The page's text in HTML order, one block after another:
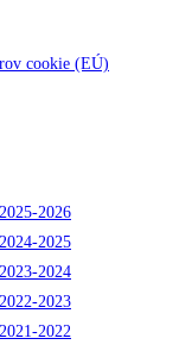
cookie (EÚ)
2026
2025
2024
2023
2022